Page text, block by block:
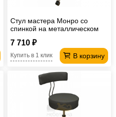
Стул мастера Монро со
спинкой на металлическом
7 710 ₽
В корзину
Купить в 1 клик